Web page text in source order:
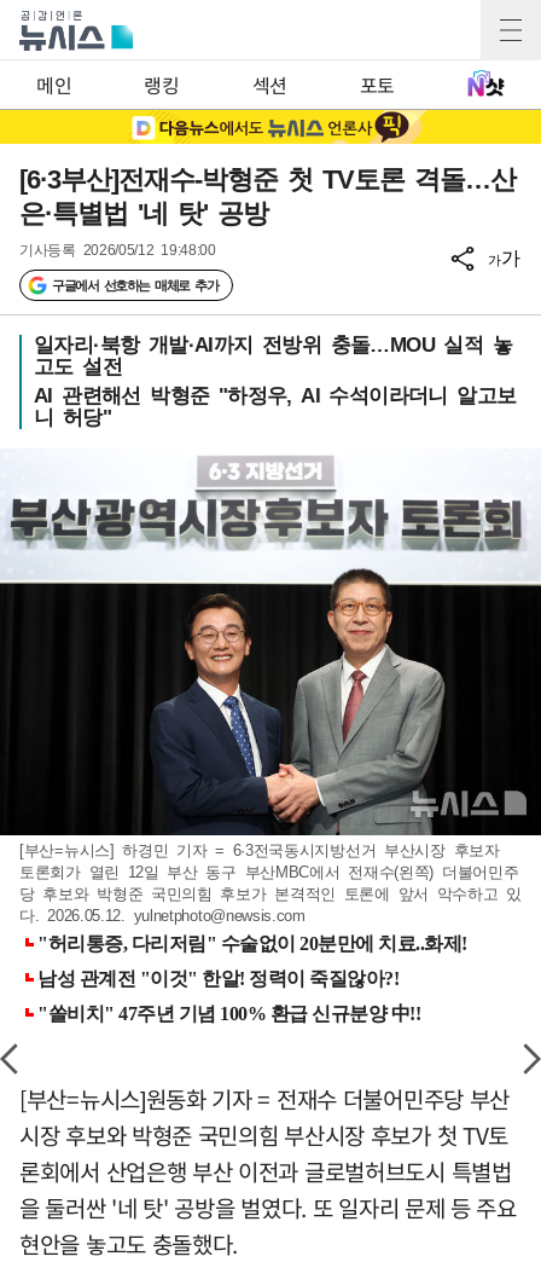
메인 랭킹 섹션 포토
[6·3부산]전재수-박형준 첫 TV토론 격돌…산
은·특별법 '네 탓' 공방
기사등록 2026/05/12 19:48:00
구글에서 선호하는 매체로 추가
가가
일자리·북항 개발·AI까지 전방위 충돌…MOU 실적 놓
고도 설전
AI 관련해선 박형준 "하정우, AI 수석이라더니 알고보
니 허당"
[부산=뉴시스] 하경민 기자 = 6·3전국동시지방선거 부산시장 후보자
토론회가 열린 12일 부산 동구 부산MBC에서 전재수(왼쪽) 더불어민주
당 후보와 박형준 국민의힘 후보가 본격적인 토론에 앞서 악수하고 있
다. 2026.05.12. yulnetphoto@newsis.com
[부산=뉴시스]원동화 기자 = 전재수 더불어민주당 부산
시장 후보와 박형준 국민의힘 부산시장 후보가 첫 TV토
론회에서 산업은행 부산 이전과 글로벌허브도시 특별법
을 둘러싼 '네 탓' 공방을 벌였다. 또 일자리 문제 등 주요
현안을 놓고도 충돌했다.